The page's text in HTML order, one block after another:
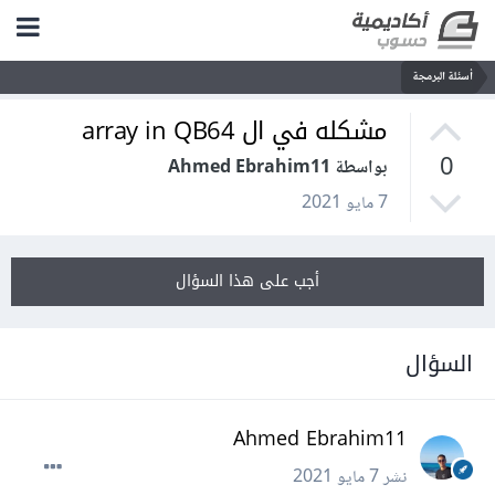
أسئلة البرمجة
0
مشكله في ال array in QB64
بواسطة Ahmed Ebrahim11
7 مايو 2021
أجب على هذا السؤال
السؤال
Ahmed Ebrahim11
نشر7 مايو 2021